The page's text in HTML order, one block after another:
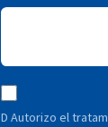
D Autorizo ​​el